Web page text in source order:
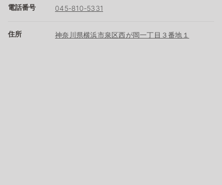
電話番号 045-810-5331
住所 神奈川県横浜市泉区西が岡一丁目３番地１